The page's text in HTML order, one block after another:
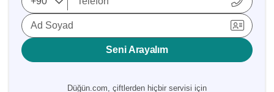
Ad Soyad
Seni Arayalım
Düğün.com, çiftlerden hiçbir servisi için